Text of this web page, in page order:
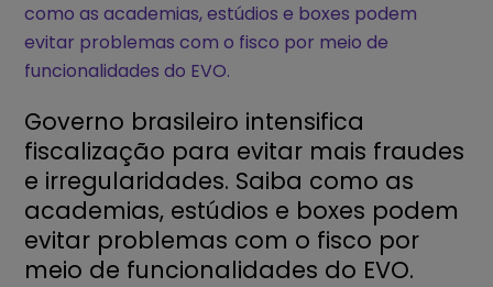
como as academias, estúdios e boxes podem
evitar problemas com o fisco por meio de
funcionalidades do EVO.
Governo brasileiro intensifica
fiscalização para evitar mais fraudes
e irregularidades. Saiba como as
academias, estúdios e boxes podem
evitar problemas com o fisco por
meio de funcionalidades do EVO.